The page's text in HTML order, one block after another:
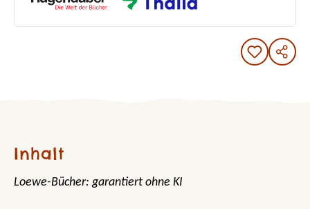
Inhalt
Loewe-Bücher: garantiert ohne KI